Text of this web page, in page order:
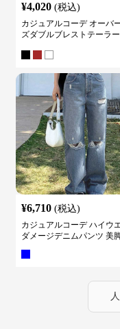
¥4,020 (税込)
カジュアルコーデ オーバ
ズダブルブレストテーラ
¥6,710 (税込)
カジュアルコーデ ハイウ
ダメージデニムパンツ 美